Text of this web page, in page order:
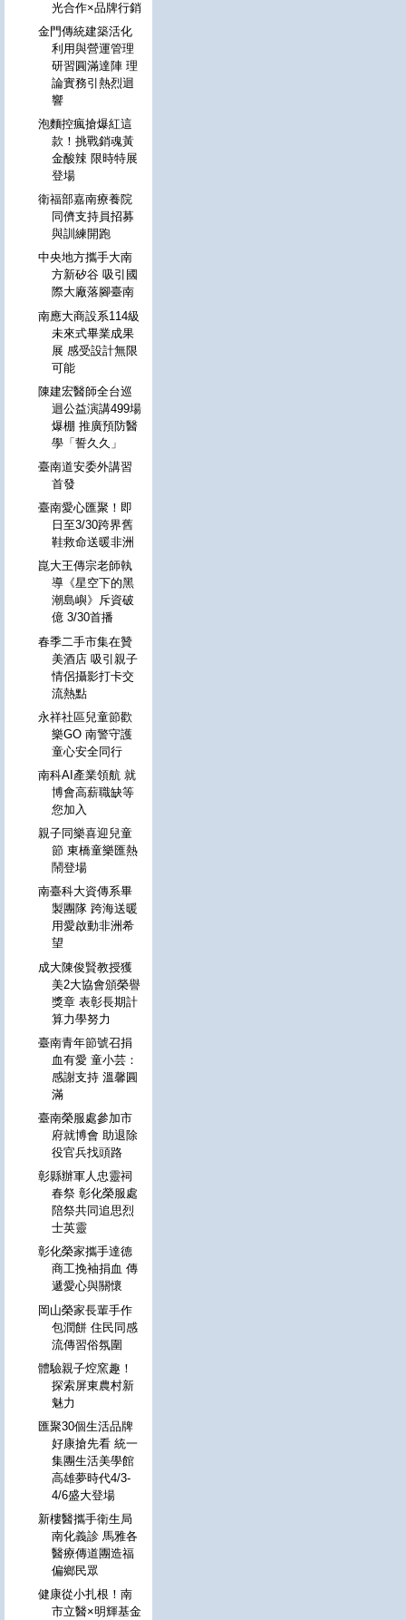
光合作×品牌行銷
金門傳統建築活化
利用與營運管理
研習圓滿達陣 理
論實務引熱烈迴
響
泡麵控瘋搶爆紅這
款！挑戰銷魂黃
金酸辣 限時特展
登場
衛福部嘉南療養院
同儕支持員招募
與訓練開跑
中央地方攜手大南
方新矽谷 吸引國
際大廠落腳臺南
南應大商設系114級
未來式畢業成果
展 感受設計無限
可能
陳建宏醫師全台巡
迴公益演講499場
爆棚 推廣預防醫
學「誓久久」
臺南道安委外講習
首發
臺南愛心匯聚！即
日至3/30跨界舊
鞋救命送暖非洲
崑大王傳宗老師執
導《星空下的黑
潮島嶼》斥資破
億 3/30首播
春季二手市集在贊
美酒店 吸引親子
情侶攝影打卡交
流熱點
永祥社區兒童節歡
樂GO 南警守護
童心安全同行
南科AI產業領航 就
博會高薪職缺等
您加入
親子同樂喜迎兒童
節 東橋童樂匯熱
鬧登場
南臺科大資傳系畢
製團隊 跨海送暖
用愛啟動非洲希
望
成大陳俊賢教授獲
美2大協會頒榮譽
獎章 表彰長期計
算力學努力
臺南青年節號召捐
血有愛 童小芸：
感謝支持 溫馨圓
滿
臺南榮服處參加市
府就博會 助退除
役官兵找頭路
彰縣辦軍人忠靈祠
春祭 彰化榮服處
陪祭共同追思烈
士英靈
彰化榮家攜手達德
商工挽袖捐血 傳
遞愛心與關懷
岡山榮家長輩手作
包潤餅 住民同感
流傳習俗氛圍
體驗親子焢窯趣！
探索屏東農村新
魅力
匯聚30個生活品牌
好康搶先看 統一
集團生活美學館
高雄夢時代4/3-
4/6盛大登場
新樓醫攜手衛生局
南化義診 馬雅各
醫療傳道團造福
偏鄉民眾
健康從小扎根！南
市立醫×明輝基金